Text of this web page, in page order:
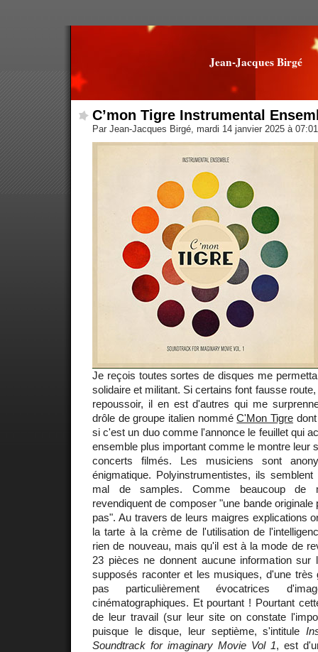
Jean-Jacques Birgé
C’mon Tigre Instrumental
Par Jean-Jacques Birgé, mardi 14 janvier 2025 à
Je reçois toutes sortes de disques me
solidaire et militant. Si certains font fausse
repoussoir, il en est d'autres qui me
drôle de groupe italien nomméC'Mon Tigre
si c'est un duo comme l'annonce le feuillet qui
ensemble plus important comme le montre leur
concerts filmés. Les musiciens sont
énigmatique. Polyinstrumentistes, ils
mal de samples. Comme beaucoup de
revendiquent de composer "une bande
pas". Au travers de leurs maigres explications
la tarte à la crème de l'utilisation de
rien de nouveau, mais qu'il est à la mode de
23 pièces ne donnent aucune information sur
supposés raconter et les musiques, d'une très
pas particulièrement évocatrices
cinématographiques. Et pourtant ! Pourtant
de leur travail (sur leur site on constate
puisque le disque, leur septième, s'intitule
Soundtrack for imaginary Movie Vol 1, est